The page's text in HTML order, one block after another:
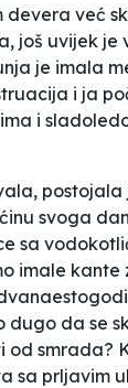
već
još uvijek je
je imala
i ja
i
svoga
sa
imale kante
da se
od smrada?
sa prljavim